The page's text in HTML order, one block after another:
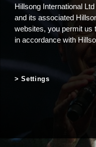
Hillsong International
and its associated
websites, you permit us
in accordance with
Settings